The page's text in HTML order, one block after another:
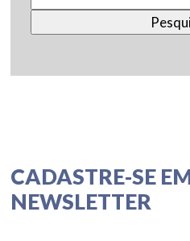
por:
CADASTRE-SE
NEWSLETTER